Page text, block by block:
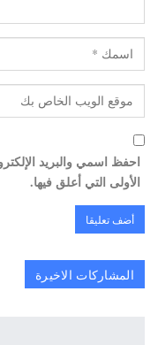
احفظ اسمي والبريد
الأولى التي أعلق فيها.
المشاركات الاخيرة